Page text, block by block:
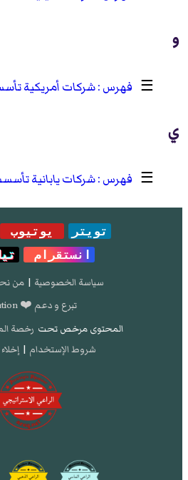
و
☰ شركات أمريكية تأسست
ي
☰ شركات يابانية تأسست
تويتر يوتيوب
انستقرام
سياسة الخصوصية | من
تبرع و دعم ❤️ donation
المحتوى مرخص تحت رخصة
شروط الإستخدام |